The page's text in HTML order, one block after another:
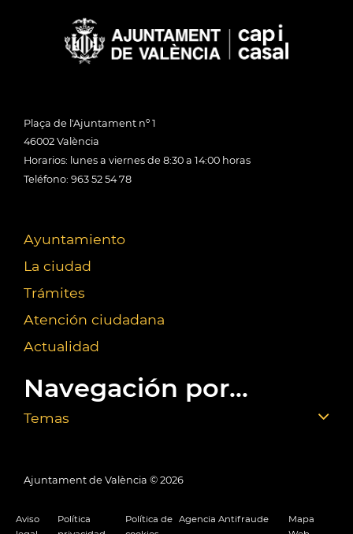
Plaça de l'Ajuntament nº 1
46002 València
Horarios: lunes a viernes de 8:30 a 14:00 horas
Teléfono: 963 52 54 78
Ayuntamiento
La ciudad
Trámites
Atención ciudadana
Actualidad
Navegación por...
Temas
Ajuntament de València © 2026
Aviso
Política
Política de Agencia Antifraude
Mapa